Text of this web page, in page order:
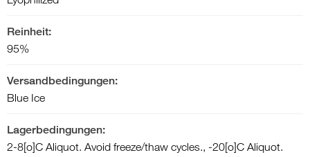
Reinheit:
95%
Versandbedingungen:
Blue Ice
Lagerbedingungen:
2-8[o]C Aliquot. Avoid freeze/thaw cycles., -20[o]C Aliquot.